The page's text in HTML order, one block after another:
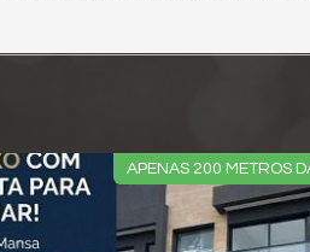
APENAS 200 METROS